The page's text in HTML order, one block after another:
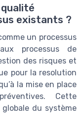
existants ?
un processus
processus de
des risques et
pour la resolution
la mise en place
Cette
du système